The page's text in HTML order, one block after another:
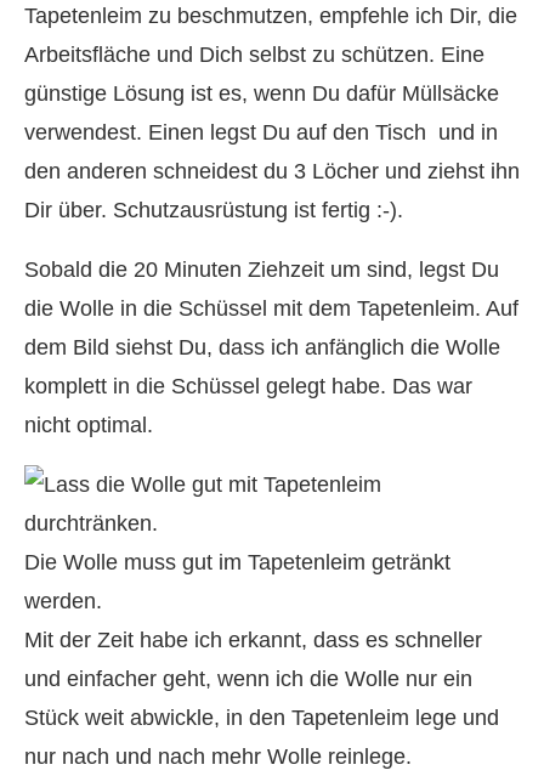
Tapetenleim zu beschmutzen, empfehle ich Dir, die
Arbeitsfläche und Dich selbst zu schützen. Eine
günstige Lösung ist es, wenn Du dafür Müllsäcke
verwendest. Einen legst Du auf den Tisch und in
den anderen schneidest du 3 Löcher und ziehst ihn
Dir über. Schutzausrüstung ist fertig :-).
Sobald die 20 Minuten Ziehzeit um sind, legst Du
die Wolle in die Schüssel mit dem Tapetenleim. Auf
dem Bild siehst Du, dass ich anfänglich die Wolle
komplett in die Schüssel gelegt habe. Das war
nicht optimal.
Die Wolle muss gut im Tapetenleim getränkt
werden.
Mit der Zeit habe ich erkannt, dass es schneller
und einfacher geht, wenn ich die Wolle nur ein
Stück weit abwickle, in den Tapetenleim lege und
nur nach und nach mehr Wolle reinlege.